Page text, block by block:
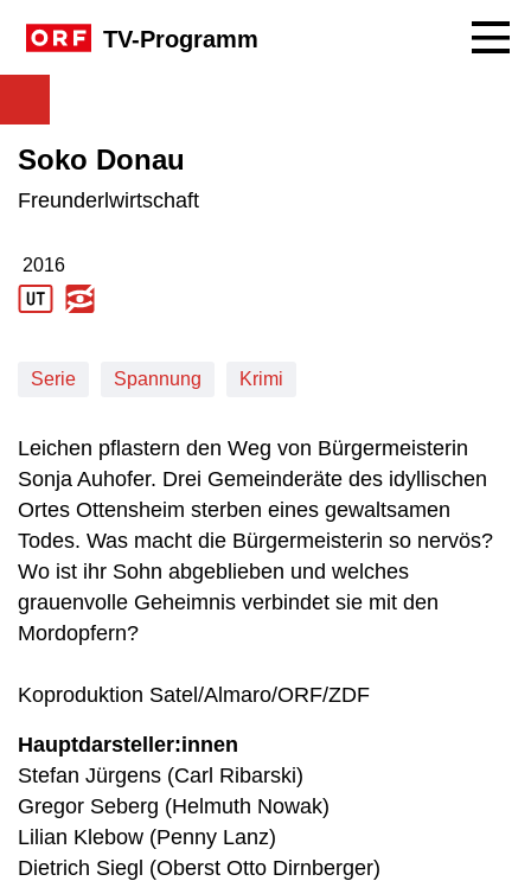
TV-Programm
Soko Donau
Freunderlwirtschaft
Produktionsjahr: 2016
2016
Serie Spannung Krimi
Leichen pflastern den Weg von Bürgermeisterin
Sonja Auhofer. Drei Gemeinderäte des idyllischen
Ortes Ottensheim sterben eines gewaltsamen
Todes. Was macht die Bürgermeisterin so nervös?
Wo ist ihr Sohn abgeblieben und welches
grauenvolle Geheimnis verbindet sie mit den
Mordopfern?
Koproduktion Satel/Almaro/ORF/ZDF
Hauptdarsteller:innen
Stefan Jürgens (Carl Ribarski)
Gregor Seberg (Helmuth Nowak)
Lilian Klebow (Penny Lanz)
Dietrich Siegl (Oberst Otto Dirnberger)